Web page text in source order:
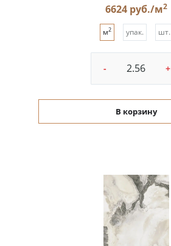
6624 руб./м2
м2 упак. шт.
- +
В корзину